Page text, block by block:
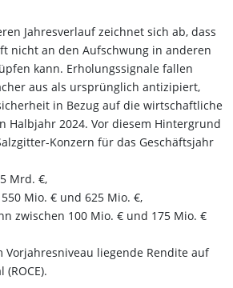
Jahresverlauf zeichnet sich ab, dass
nicht an den Aufschwung in anderen
kann. Erholungssignale fallen
aus als ursprünglich antizipiert,
in Bezug auf die wirtschaftliche
Halbjahr 2024. Vor diesem Hintergrund
Konzern für das Geschäftsjahr
Mrd. €,
Mio. € und 625 Mio. €,
zwischen 100 Mio. € und 175 Mio. €
Vorjahresniveau liegende Rendite auf